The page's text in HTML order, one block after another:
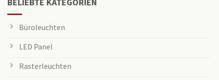
BELIEBTE KATEGORIEN
Büroleuchten
LED Panel
Rasterleuchten